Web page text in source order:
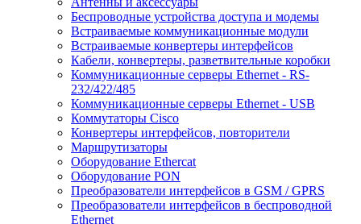
Беспроводные устройства доступа и модемы
Встраиваемые коммуникационные модули
Встраиваемые конвертеры интерфейсов
Кабели, конвертеры, разветвительные коробки
Коммуникационные серверы Ethernet - RS-
232/422/485
Коммуникационные серверы Ethernet - USB
Коммутаторы Cisco
Конвертеры интерфейсов, повторители
Маршрутизаторы
Оборудование Ethercat
Оборудование PON
Преобразователи интерфейсов в GSM / GPRS
Преобразователи интерфейсов в беспроводной
Ethernet